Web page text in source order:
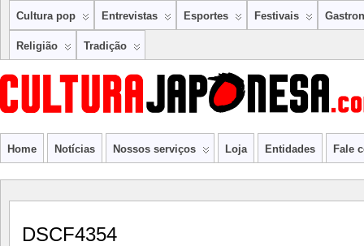
Cultura pop Entrevistas Esportes Festivais
Religião Tradição
Home Notícias Nossos serviços Loja Entidades Fale
DSCF4354